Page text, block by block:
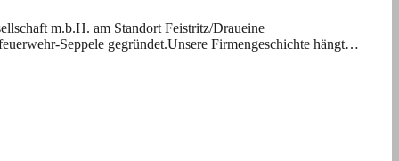
m.b.H. am Standort Feistritz/Draueine
Seppele gegründet.Unsere Firmengeschichte hängt…